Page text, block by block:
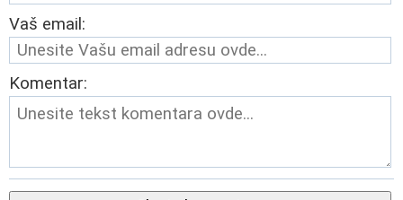
Vaš email:
Komentar: